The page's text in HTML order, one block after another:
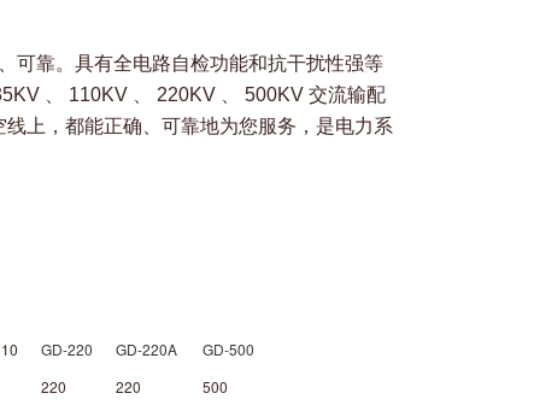
可靠。具有全电路自检功能和抗干扰性强等
、 110KV 、 220KV 、 500KV 交流输配
上，都能正确、可靠地为您服务，是电力系
GD-220 GD-220A
GD-500
220
220
500